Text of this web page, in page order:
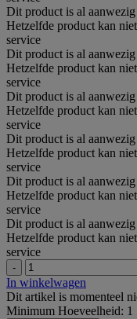
Dit product is al aanwezig
Hetzelfde product kan
service
Dit product is al aanwezig
Hetzelfde product kan
service
Dit product is al aanwezig
Hetzelfde product kan
service
Dit product is al aanwezig
Hetzelfde product kan
service
Dit product is al aanwezig
Hetzelfde product kan
service
Dit product is al aanwezig
Hetzelfde product kan
service
-
In winkelwagen
Dit artikel is momenteel
Minimum Hoeveelheid: 1